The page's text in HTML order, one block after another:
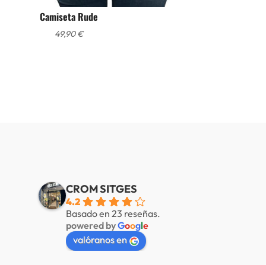
Camiseta Rude
49,90€
CROM SITGES
4.2
Basado en 23 reseñas.
powered byGoogle
valóranos en